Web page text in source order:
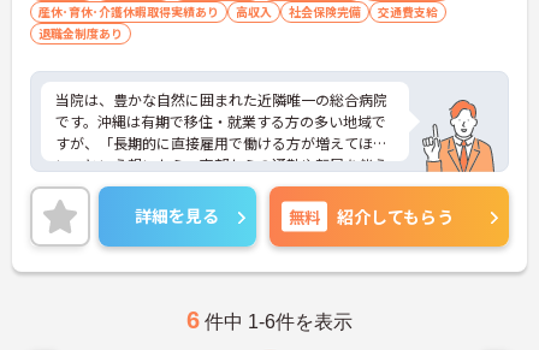
産休･育休･介護休暇取得実績あり
高収入 社会保険完備
交通費支給
退職金制度あり
当院は、豊かな自然に囲まれた近隣唯一の総合病院
です。沖縄は有期で移住・就業する方の多い地域で
すが、「長期的に直接雇用で働ける方が増えてほし
い」という想いから、南部からの通勤や転居を伴う
入職の場合の補助の開始を予定しています。また、
人材育成体制や福利厚生が充実しており、働きやす
い職場づくりに力を入れている病院併設施設です！
【ワークライフバランスについて】残業は少なく、
ほぼ定時で終了しています。ワークライフバランス
っています。子育て中の方には勤務シフトも配慮
し、仕事と生活を両立できる環境です。※産休・育
詳細を見る 無料 紹介してもらう
6 件中 1-6件を表示